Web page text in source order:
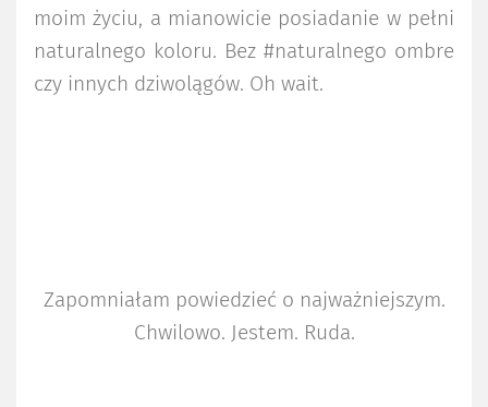
moim życiu, a mianowicie posiadanie w pełni
naturalnego koloru. Bez #naturalnego ombre
czy innych dziwolągów. Oh wait.
Zapomniałam powiedzieć o najważniejszym.
Chwilowo. Jestem. Ruda.